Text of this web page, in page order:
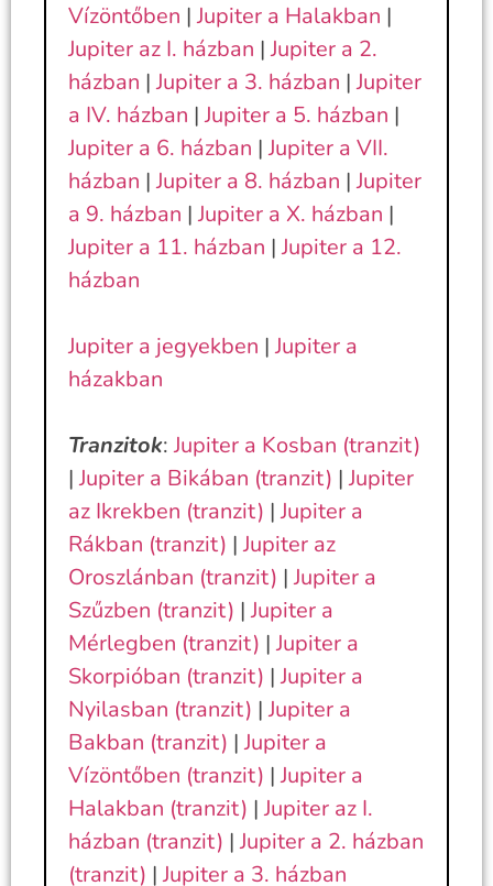
Vízöntőben |Jupiter a Halakban |
Jupiter az I. házban |Jupiter a 2.
házban |Jupiter a 3. házban |Jupiter
a IV. házban |Jupiter a 5. házban |
Jupiter a 6. házban |Jupiter a VII.
házban |Jupiter a 8. házban |Jupiter
a 9. házban |Jupiter a X. házban |
Jupiter a 11. házban |Jupiter a 12.
házban
Jupiter a jegyekben |Jupiter a
házakban
Tranzitok:Jupiter a Kosban (tranzit)
|Jupiter a Bikában (tranzit) |Jupiter
az Ikrekben (tranzit) |Jupiter a
Rákban (tranzit) |Jupiter az
Oroszlánban (tranzit) |Jupiter a
Szűzben (tranzit) |Jupiter a
Mérlegben (tranzit) |Jupiter a
Skorpióban (tranzit) |Jupiter a
Nyilasban (tranzit) |Jupiter a
Bakban (tranzit) |Jupiter a
Vízöntőben (tranzit) |Jupiter a
Halakban (tranzit) |Jupiter az I.
házban (tranzit) |Jupiter a 2. házban
(tranzit) |Jupiter a 3. házban